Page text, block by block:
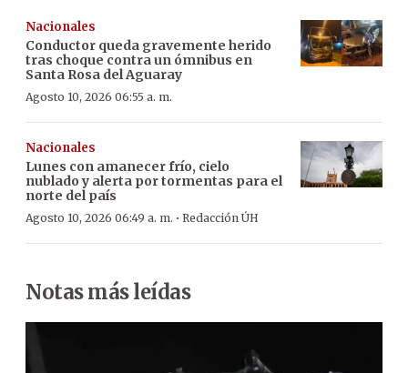
Nacionales
Conductor queda gravemente herido
tras choque contra un ómnibus en
Santa Rosa del Aguaray
Agosto 10, 2026 06:55 a. m.
Nacionales
Lunes con amanecer frío, cielo
nublado y alerta por tormentas para el
norte del país
Agosto 10, 2026 06:49 a. m. · Redacción ÚH
Notas más leídas